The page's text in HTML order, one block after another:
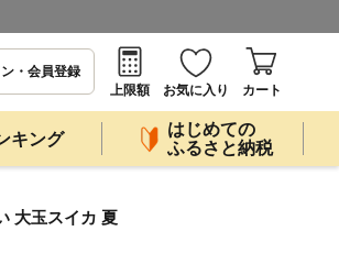
・会員登録
上限額
お気に入り カート
キング
はじめての
ふるさと納税
大玉スイカ 夏